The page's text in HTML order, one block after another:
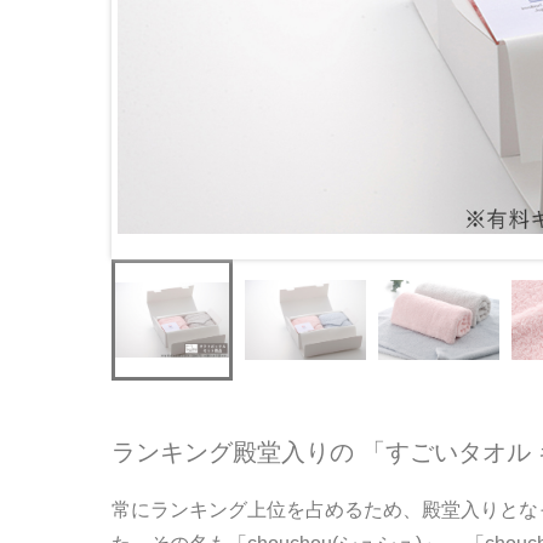
ランキング殿堂入りの 「すごいタオ
常にランキング上位を占めるため、殿堂入りと